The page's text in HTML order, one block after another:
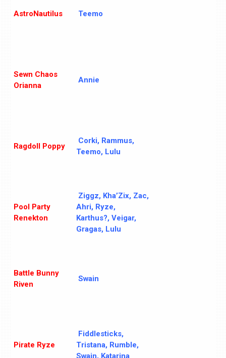
AstroNautilus Teemo
Sewn Chaos
Orianna
Annie
Ragdoll Poppy
Corki, Rammus,
Teemo, Lulu
Pool Party
Renekton
Ziggz, Kha’Zix, Zac,
Ahri, Ryze,
Karthus?, Veigar,
Gragas, Lulu
Battle Bunny
Riven
Swain
Pirate Ryze
Fiddlesticks,
Tristana, Rumble,
Swain, Katarina